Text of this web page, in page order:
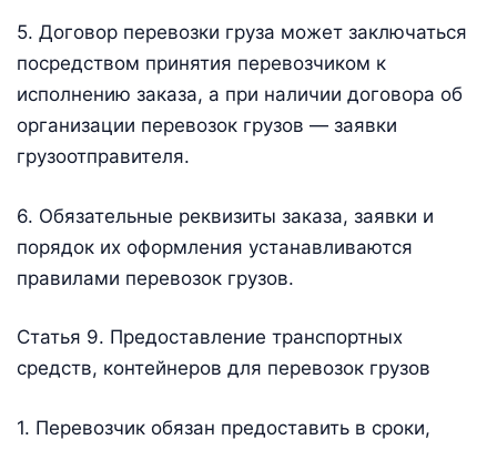
5. Договор перевозки груза может заключаться
посредством принятия перевозчиком к
исполнению заказа, а при наличии договора об
организации перевозок грузов — заявки
грузоотправителя.
6. Обязательные реквизиты заказа, заявки и
порядок их оформления устанавливаются
правилами перевозок грузов.
Статья 9. Предоставление транспортных
средств, контейнеров для перевозок грузов
1. Перевозчик обязан предоставить в сроки,